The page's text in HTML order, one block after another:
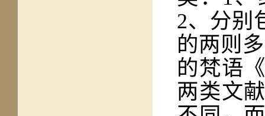
2、分别
的两则
的梵语
两类文